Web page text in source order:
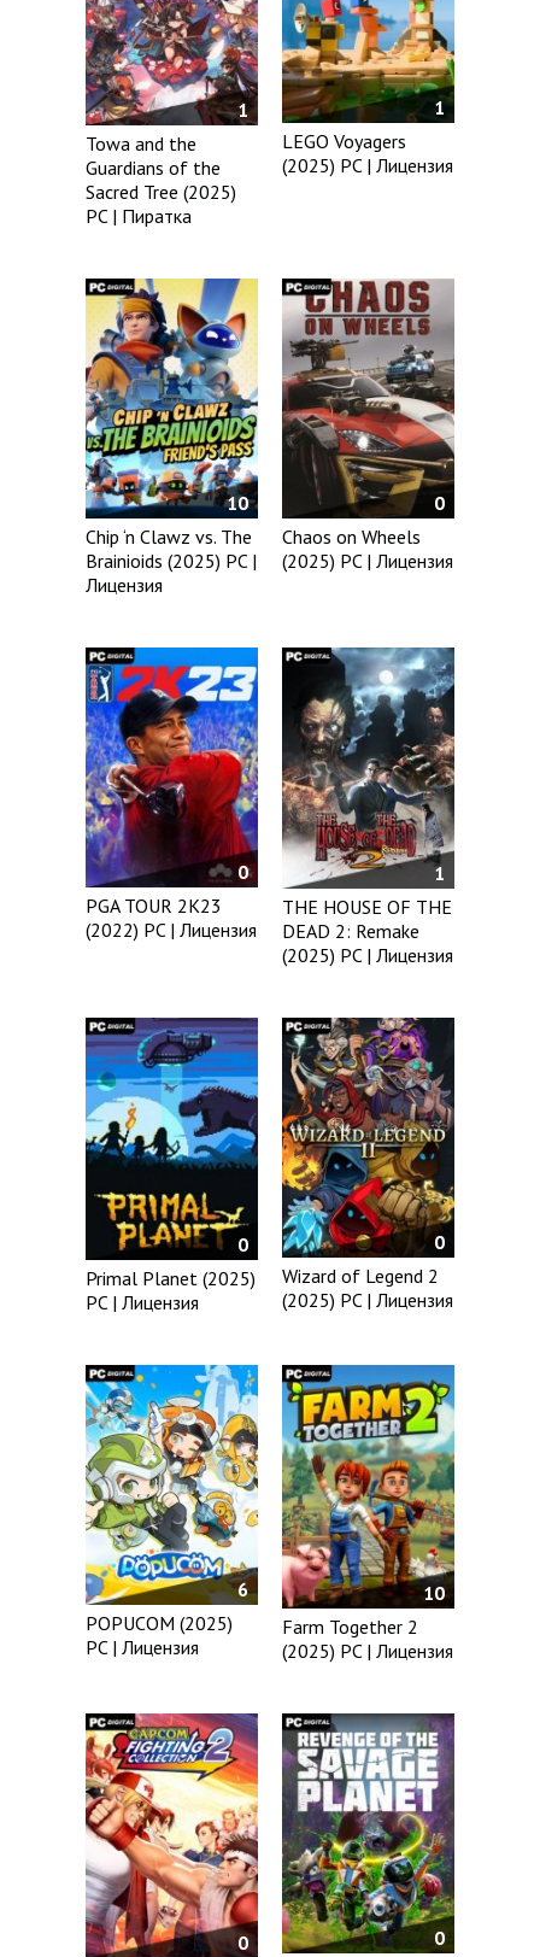
1
Towa and the
Guardians of the
Sacred Tree (2025)
PC | Пиратка
1
LEGO Voyagers
(2025) PC | Лицензия
10
Chip ‘n Clawz vs. The
Brainioids (2025) PC |
Лицензия
0
Chaos on Wheels
(2025) PC | Лицензия
0
PGA TOUR 2K23
(2022) PC | Лицензия
1
THE HOUSE OF THE
DEAD 2: Remake
(2025) PC | Лицензия
0
Primal Planet (2025)
PC | Лицензия
0
Wizard of Legend 2
(2025) PC | Лицензия
6
POPUCOM (2025)
PC | Лицензия
10
Farm Together 2
(2025) PC | Лицензия
0
0